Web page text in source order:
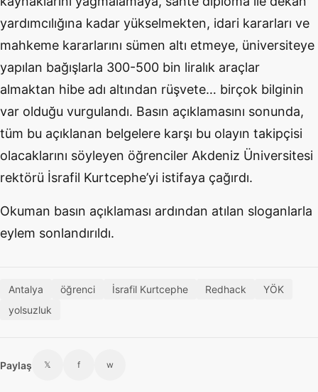
yardımcılığına kadar yükselmekten, idari kararları ve
mahkeme kararlarını sümen altı etmeye, üniversiteye
yapılan bağışlarla 300-500 bin liralık araçlar
almaktan hibe adı altından rüşvete… birçok bilginin
var olduğu vurgulandı. Basın açıklamasını sonunda,
tüm bu açıklanan belgelere karşı bu olayın takipçisi
olacaklarını söyleyen öğrenciler Akdeniz Üniversitesi
rektörü İsrafil Kurtcephe’yi istifaya çağırdı.
Okuman basın açıklaması ardından atılan sloganlarla
eylem sonlandırıldı.
Antalya öğrenci İsrafil Kurtcephe Redhack
YÖK
yolsuzluk
Paylaş 𝕏 f w